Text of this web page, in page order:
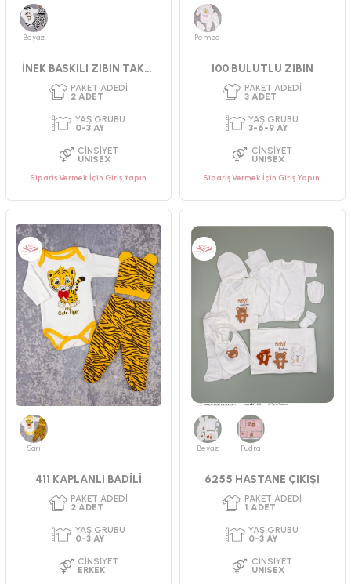
0-3 AY
CINSIYET
KIZ
0-3 AY
CINSIYET
ERKEK
Beyaz
İNEK BASKILI ZIBIN TAKIMI
PAKET ADEDI
2ADET
YAŞ GRUBU
0-3 AY
CINSIYET
Sipariş Vermek İçin Giriş Yapın.
Pembe
100 BULUTLU ZIBIN
PAKET ADEDI
3
YAŞ GRUBU
CINSIYET
Sipariş Vermek İçin Giriş Yapın.
Sarı
411 KAPLANLI BADİLİ
Beyaz Pudra
6255 HASTANE ÇIKIŞI